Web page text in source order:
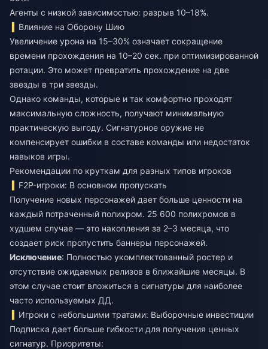
Агенты с низкой зависимостью: разрыв 10–18%.
Влияние на Оборону Шию
Увеличение урона на 15–30% означает сокращение
времени прохождения на 10–20 сек. при оптимизированной
ротации. Это может превратить прохождение на две
звезды в три звезды.
Однако команды, которые и так комфортно проходят
максимальную сложность, получают минимальную
практическую выгоду. Сигнатурное оружие не
компенсирует ошибки в составе команды или недостаток
навыков игры.
Рекомендации по круткам для разных типов игроков
F2P-игроки: В основном пропускать
Получение новых персонажей дает больше ценности на
каждый потраченный полихром. 25 600 полихромов в
худшем случае — это накопления за 2–3 месяца, что
создает риск пропустить баннеры персонажей.
Исключение: Полностью укомплектованный ростер и
отсутствие ожидаемых релизов в ближайшие месяцы. В
этом случае стоит вложиться в сигнатуры для наиболее
часто используемых ДД.
Игроки с небольшими тратами: Выборочные инвестиции
Подписка дает больше гибкости для получения ценных
сигнатур. Приоритеты: